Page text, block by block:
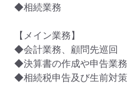
◆相続業務
【メイン業務】
◆会計業務、顧問先巡回
◆決算書の作成や申告業務
◆相続税申告及び生前対策